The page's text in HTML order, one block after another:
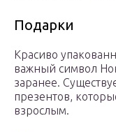
Подарки
Красиво
важный символ
заранее.
презентов,
взрослым.